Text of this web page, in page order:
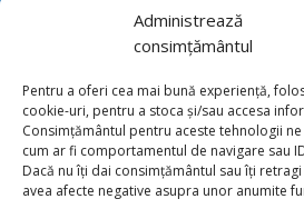
Administrează
consimțământul
Pentru a oferi cea mai bună experiență,
cookie-uri, pentru a stoca și/sau accesa
Consimțământul pentru aceste tehnologii
cum ar fi comportamentul de navigare sau
Dacă nu îți dai consimțământul sau îți
avea afecte negative asupra unor anumite

Podriga, com.
Botoşani
 +40231 541 211